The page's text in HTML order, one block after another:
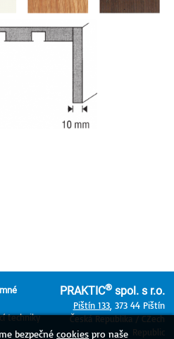
techniky
PRAKTIC®spol. s r.o.
Pištín 133, 373 44 Pištín
Česká Republika / CZech
Republic
bezpečnécookies pro naše